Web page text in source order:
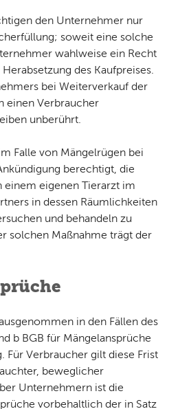
den Unternehmer nur
soweit eine solche
wahlweise ein Recht
des Kaufpreises.
bei Weiterverkauf der
einen Verbraucher
unberührt.
Falle von Mängelrügen bei
berechtigt, die
einem eigenen Tierarzt im
in dessen Räumlichkeiten
und behandeln zu
solchen Maßnahme trägt der
in den Fällen des
b BGB für Mängelansprüche
Für Verbraucher gilt diese Frist
beweglicher
Unternehmern ist die
vorbehaltlich der in Satz